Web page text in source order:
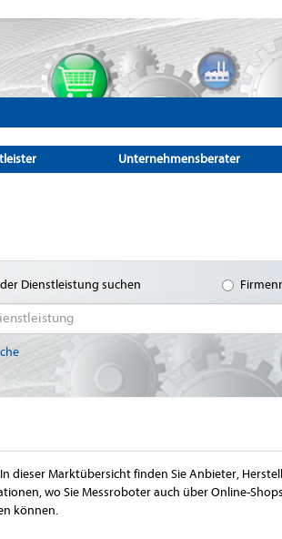
Unternehmensberater
Dienstleistung suchen
dieser Marktübersicht finden Sie Anbieter,
wo Sie Messroboter auch über Online-
können.